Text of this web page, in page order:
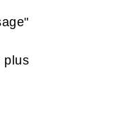
plus